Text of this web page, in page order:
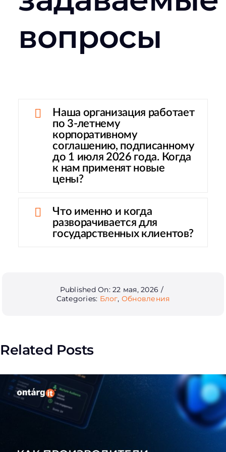
вопросы
Наша организация работает
по 3-летнему
корпоративному
соглашению, подписанному
до 1 июля 2026 года. Когда
к нам применят новые
цены?
Что именно и когда
разворачивается для
государственных клиентов?
Published On: 22 мая, 2026 /
Categories: Блог, Обновления
Related Posts